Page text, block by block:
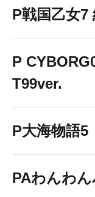
P戦国乙女7
P
T99ver.
P大海物語5
PAわんわ